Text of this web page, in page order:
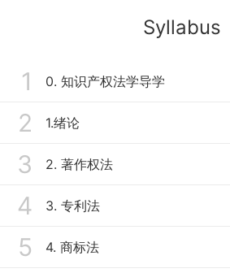
Syllabus
1 0. 知识产权法学导学
2 1.绪论
1.1 知识、财产与知识产权
3 2. 著作权法
2.0 著作权的历史发展
4 3. 专利法
3.1 专利权的客体和归属
5 4. 商标法